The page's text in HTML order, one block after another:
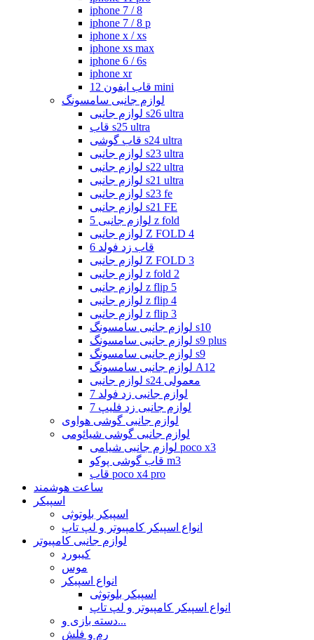
iphone 7 / 8
iphone 7 / 8 p
iphone x / xs
iphone xs max
iphone 6 / 6s
iphone xr
قاب ایفون 12 mini
لوازم جانبی سامسونگ
لوازم جانبی s26 ultra
قاب s25 ultra
قاب گوشی s24 ultra
لوازم جانبی s23 ultra
لوازم جانبی s22 ultra
لوازم جانبی s21 ultra
لوازم جانبی s23 fe
لوازم جانبی s21 FE
لوازم جانبی 5 z fold
لوازم جانبی Z FOLD 4
قاب زد فولد 6
لوازم جانبی Z FOLD 3
لوازم جانبی z fold 2
لوازم جانبی z flip 5
لوازم جانبی z flip 4
لوازم جانبی z flip 3
لوازم جانبی سامسونگ s10
لوازم جانبی سامسونگ s9 plus
لوازم جانبی سامسونگ s9
لوازم جانبی سامسونگ A12
لوازم جانبی s24 معمولی
لوازم جانبی زد فولد 7
لوازم جانبی زد فلیپ 7
لوازم جانبی گوشی هواوی
لوازم جانبی گوشی شیائومی
لوازم جانبی شیامی poco x3
قاب گوشی پوکو m3
قاب poco x4 pro
ساعت هوشمند
اسپیکر
اسپیکر بلوتوثی
انواع اسپیکر کامپیوتر و لپ تاپ
لوازم جانبی کامپیوتر
کیبورد
موس
انواع اسپیکر
اسپیکر بلوتوثی
انواع اسپیکر کامپیوتر و لپ تاپ
دسته بازی و...
رم و فلش